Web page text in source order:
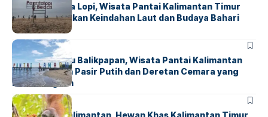
Pantai Panrita Lopi, Wisata Pantai Kalimantan Timur
yang Memadukan Keindahan Laut dan Budaya Bahari
HUMANIORA
Pantai Lamaru Balikpapan, Wisata Pantai Kalimantan
Timur dengan Pasir Putih dan Deretan Cemara yang
Menenangkan
HUMANIORA
Orangutan Kalimantan, Hewan Khas Kalimantan Timur